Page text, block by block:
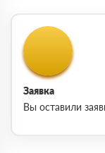
Заявка
Вы оставили